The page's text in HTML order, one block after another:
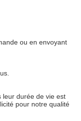
ou en envoyant
leur durée de vie est
pour notre qualité